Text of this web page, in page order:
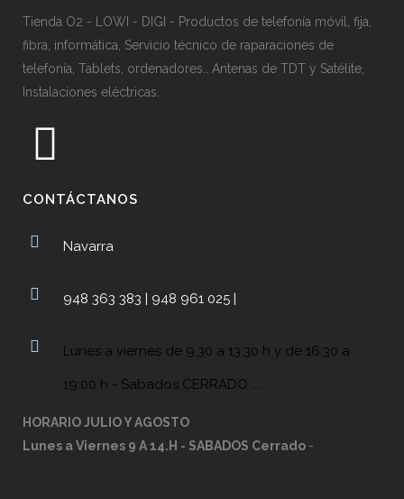
Tienda O2 - LOWI - DIGI - Productos de telefonía móvil, fija,
fibra, informática, Servicio técnico de raparaciones de
telefonía, Tablets, ordenadores.. Antenas de TDT y Satélite,
Instalaciones eléctricas.
CONTÁCTANOS
Navarra
948 363 383 | 948 961 025 |
Lunes a viernes de 9,30 a 13:30 h y de 16:30 a
19:00 h - Sabados CERRADO ....
HORARIO JULIO Y AGOSTO
Lunes a Viernes 9 A 14.H - SABADOS Cerrado -